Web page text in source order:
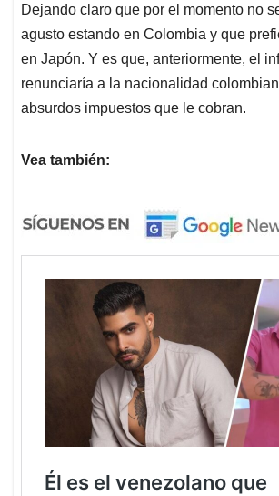
Dejando claro que por el momento no
agusto estando en Colombia y que
en Japón. Y es que, anteriormente, el
renunciaría a la nacionalidad
absurdos impuestos que le cobran.
Vea también: